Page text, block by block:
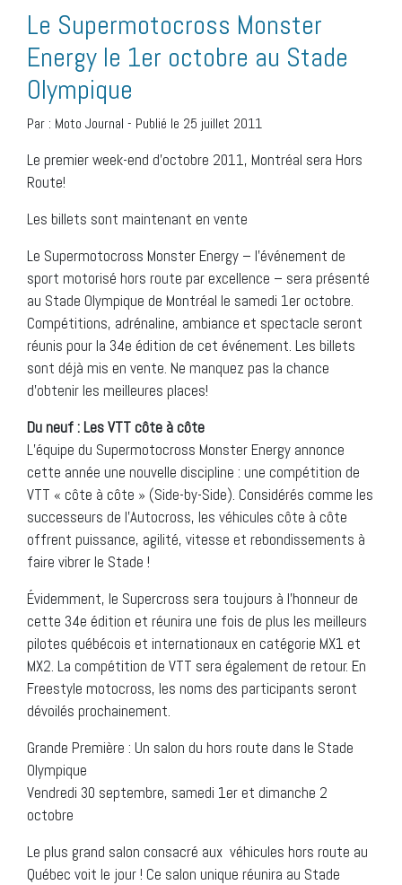
Le Supermotocross Monster
Energy le 1er octobre au Stade
Olympique
Par : Moto Journal - Publié le 25 juillet 2011
Le premier week-end d’octobre 2011, Montréal sera Hors
Route!
Les billets sont maintenant en vente
Le Supermotocross Monster Energy – l’événement de
sport motorisé hors route par excellence – sera présenté
au Stade Olympique de Montréal le samedi 1er octobre.
Compétitions, adrénaline, ambiance et spectacle seront
réunis pour la 34e édition de cet événement. Les billets
sont déjà mis en vente. Ne manquez pas la chance
d’obtenir les meilleures places!
Du neuf : Les VTT côte à côte
L’équipe du Supermotocross Monster Energy annonce
cette année une nouvelle discipline : une compétition de
VTT « côte à côte » (Side-by-Side). Considérés comme les
successeurs de l’Autocross, les véhicules côte à côte
offrent puissance, agilité, vitesse et rebondissements à
faire vibrer le Stade !
Évidemment, le Supercross sera toujours à l’honneur de
cette 34e édition et réunira une fois de plus les meilleurs
pilotes québécois et internationaux en catégorie MX1 et
MX2. La compétition de VTT sera également de retour. En
Freestyle motocross, les noms des participants seront
dévoilés prochainement.
Grande Première : Un salon du hors route dans le Stade
Olympique
Vendredi 30 septembre, samedi 1er et dimanche 2
octobre
Le plus grand salon consacré aux véhicules hors route au
Québec voit le jour ! Ce salon unique réunira au Stade